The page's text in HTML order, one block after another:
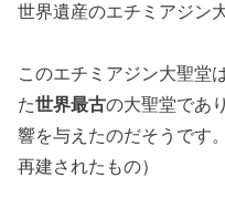
世界遺産のエチミアジン
このエチミアジン大聖堂
た世界最古の大聖堂であ
響を与えたのだそうです
再建されたもの）